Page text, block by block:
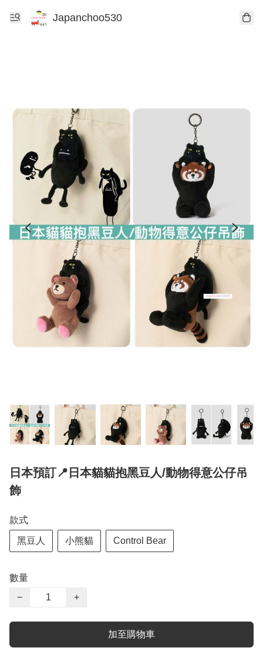
Japanchoo530
日本預訂📍日本貓貓抱黑豆人/動物得意公仔吊
飾
款式
黑豆人 小熊貓 Control Bear
數量
−
+
加至購物車